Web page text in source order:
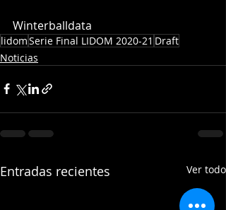
Winterballdata
lidomSerie Final LIDOM 2020-21 Draft
Noticias
Entradas recientes Ver todo